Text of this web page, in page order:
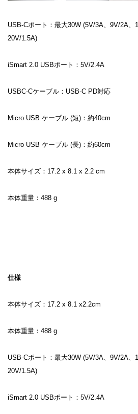
USB-Cポート：最大30W (5V/3A、9V/2A、
20V/1.5A)
iSmart 2.0 USBポート：5V/2.4A
USBC-Cケーブル：USB-C PD対応
Micro USB ケーブル (短)：約40cm
Micro USB ケーブル (長)：約60cm
本体サイズ：17.2 x 8.1 x 2.2 cm
本体重量：488 g
仕様
本体サイズ：17.2 x 8.1 x2.2cm
本体重量：488 g
USB-Cポート：最大30W (5V/3A、9V/2A、
20V/1.5A)
iSmart 2.0 USBポート：5V/2.4A